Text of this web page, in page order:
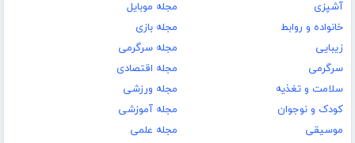
آشپزی
خانواده و روابط
زیبایی
سرگرمی
سلامت و تغذیه
کودک و نوجوان
موسیقی
مجله موبایل
مجله بازی
مجله سرگرمی
مجله اقتصادی
مجله ورزشی
مجله آموزشی
مجله علمی